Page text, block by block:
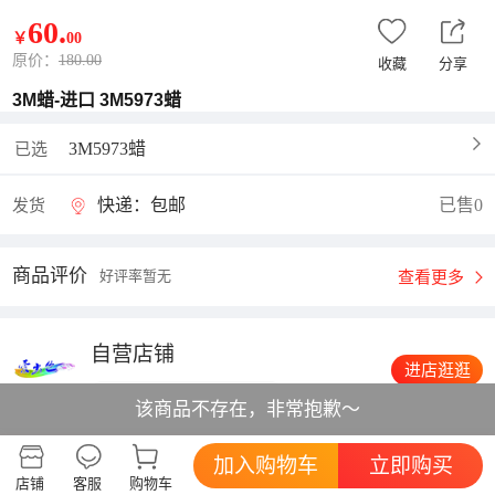
￥ 60.00
原价： 180.00 收藏 分享
3M蜡-进口 3M5973蜡
已选 3M5973蜡
发货 快递：包邮 已售0
商品评价 好评率暂无 查看更多
自营店铺
进店逛逛
该商品不存在，非常抱歉～
店铺 客服 购物车
加入购物车 立即购买